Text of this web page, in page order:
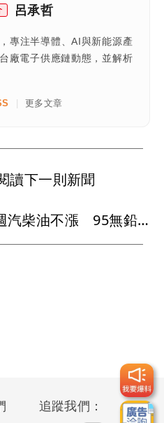
呂承哲
專注半導體、AI與新能源產
廠電子供應鏈動態，並解析
更多文章
讀下一則新聞
加油先別急！中油下週汽柴油不漲 95無鉛維持32元
追蹤我們：